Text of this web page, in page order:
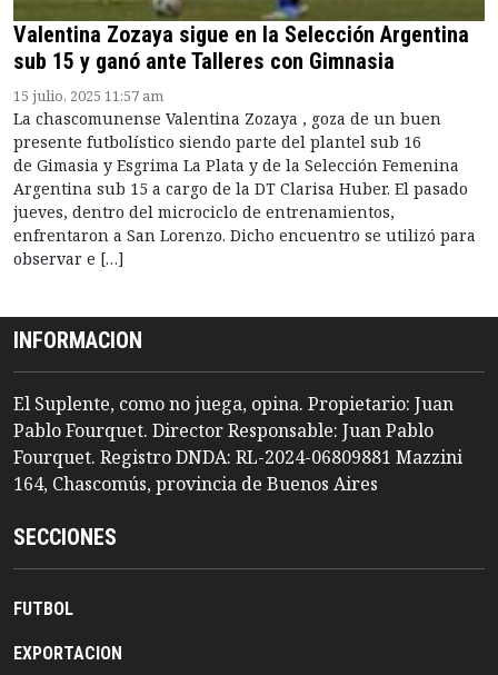
Valentina Zozaya sigue en la Selección Argentina
sub 15 y ganó ante Talleres con Gimnasia
15 julio, 2025 11:57 am
La chascomunense Valentina Zozaya , goza de un buen
presente futbolístico siendo parte del plantel sub 16
de Gimasia y Esgrima La Plata y de la Selección Femenina
Argentina sub 15 a cargo de la DT Clarisa Huber. El pasado
jueves, dentro del microciclo de entrenamientos,
enfrentaron a San Lorenzo. Dicho encuentro se utilizó para
observar e […]
INFORMACION
El Suplente, como no juega, opina. Propietario: Juan
Pablo Fourquet. Director Responsable: Juan Pablo
Fourquet. Registro DNDA: RL-2024-06809881 Mazzini
164, Chascomús, provincia de Buenos Aires
SECCIONES
FUTBOL
EXPORTACION